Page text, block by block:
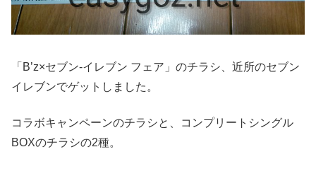
「B’z×セブン-イレブン フェア」のチラシ、近所のセブン
イレブンでゲットしました。
コラボキャンペーンのチラシと、コンプリートシングル
BOXのチラシの2種。